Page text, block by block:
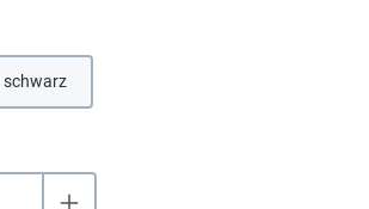
schwarz(Diese Option ist zurzeit nicht verfügbar.)